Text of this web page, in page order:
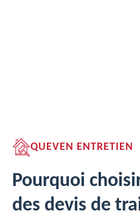
QUEVEN ENTRETIEN
Pourquoi
des devis de